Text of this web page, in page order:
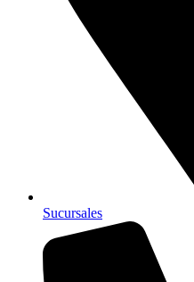
Sucursales